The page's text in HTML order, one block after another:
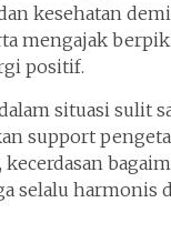
kesehatan
mengajak
positif.
situasi sulit
support
selalu harmonis